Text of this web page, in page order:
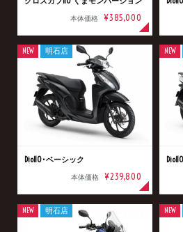
本体価格 ¥385,000
Dio110･ベーシック
本体価格 ¥239,800
NEW 明石店 NEW
NEW 明石店 NEW